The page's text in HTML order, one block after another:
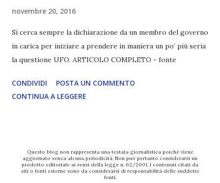
novembre 20, 2016
Si cerca sempre la dichiarazione da un membro del governo
in carica per iniziare a prendere in maniera un po’ più seria
la questione UFO. ARTICOLO COMPLETO - fonte
CONDIVIDI
POSTA UN COMMENTO
CONTINUA A LEGGERE
Questo blog non rappresenta una testata giornalistica poiché viene
aggiornato senza alcuna periodicità. Non può pertanto considerarsi un
prodotto editoriale ai sensi della legge n. 62/2001. I contenuti citati da
siti o fonti esterne sono da considerarsi di responsabilità delle suddette
fonti.